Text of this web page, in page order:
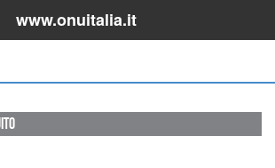
www.onuitalia.it